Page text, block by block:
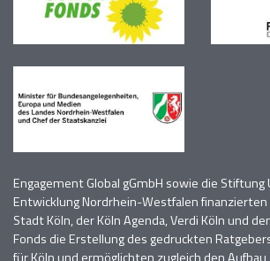
Engagement Global gGmbH sowie die
Entwicklung Nordrhein-Westfalen
Stadt Köln, der Köln Agenda, Verdi Köln und
Fonds die Erstellung des gedruckten Ratgebers